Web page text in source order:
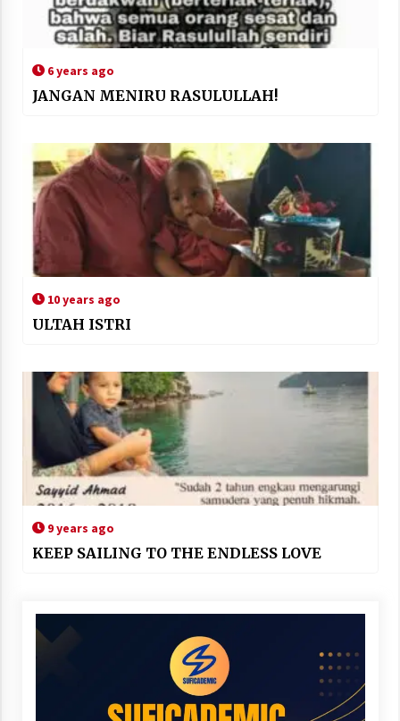
6 years ago
JANGAN MENIRU RASULULLAH!
10 years ago
ULTAH ISTRI
9 years ago
KEEP SAILING TO THE ENDLESS LOVE